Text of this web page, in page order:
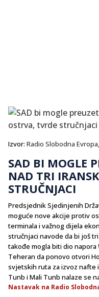
Izvor: Radio Slobodna Evropa,
SAD BI MOGLE
NAD TRI
STRUČNJACI
Predsjednik Sjedinjenih
moguće nove akcije protiv
terminala i važnog dijela
stručnjaci navode da bi još
takođe mogla biti dio napora
Teheran da ponovo otvori
svjetskih ruta za izvoz nafte
Tunb i Mali Tunb nalaze se
Nastavak na Radio